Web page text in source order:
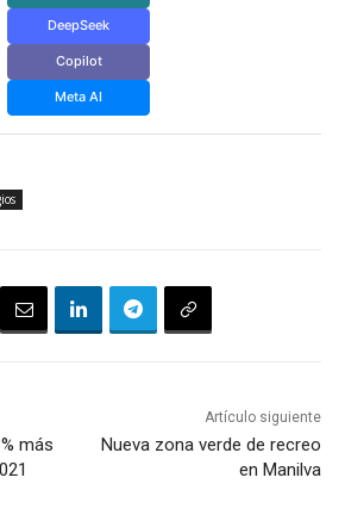
DeepSeek
Copilot
Meta AI
más
Artículo siguiente
Nueva zona verde de recreo
en Manilva